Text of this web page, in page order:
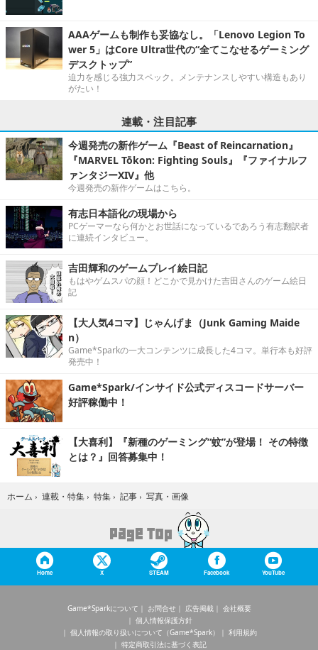
AAAゲームも制作も妥協なし。「Lenovo Legion To
wer 5」はCore Ultra世代の“全てこなせるゲーミング
デスクトップ”
迫力を感じる強力スペック。メンテナンスしやすい構造もあり
がたい！
連載・注目記事
今週発売の新作ゲーム『Beast of Reincarnation』
『MARVEL Tōkon: Fighting Souls』『ファイナルフ
ァンタジーXIV』他
今週発売の新作ゲームはこちら。
有志日本語化の現場から
PCゲーマーなら何かとお世話になっているであろう有志翻訳者
に連続インタビュー。
吉田輝和のゲームプレイ絵日記
もはやゲムスパの顔！どこかで見かけた吉田さんのゲーム絵日
記
【大人気4コマ】じゃんげま（Junk Gaming Maide
n）
Game*Sparkの一大コンテンツに成長した4コマ。単行本も好評
発売中！
Game*Spark/インサイド公式ディスコードサーバー
好評稼働中！
【大喜利】『新種のゲーミング“蚊”が登場！ その特徴
とは？』回答募集中！
ホーム › 連載・特集 › 特集 › 記事 › 写真・画像
Home X STEAM Facebook YouTube
Game*Sparkについて お問合せ 広告掲載
会社概要
個人情報保護方針
個人情報の取り扱いについて（Game*Spark）
利用規約
特定商取引法に基づく表記